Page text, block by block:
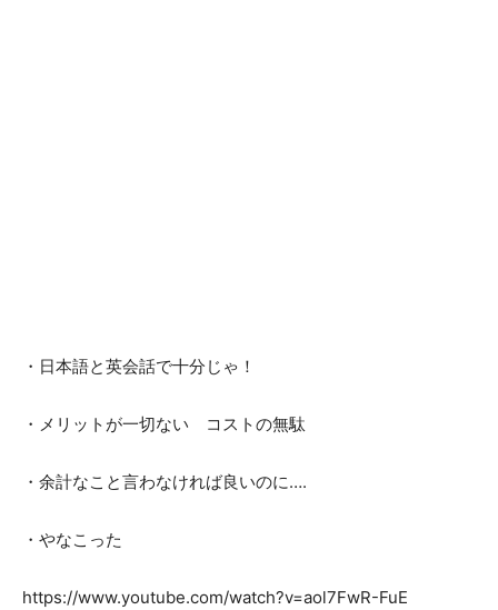
・日本語と英会話で十分じゃ！
・メリットが一切ない コストの無駄
・余計なこと言わなければ良いのに….
・やなこった
https://www.youtube.com/watch?v=aol7FwR-FuE